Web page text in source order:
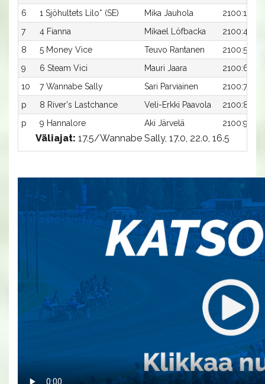
6
1 Sjöhultets Lilo* (SE) Mika Jauhola
2100:1
7
4 Fianna Mikael Löfbacka
2100:4
8
5 Money Vice Teuvo Rantanen
2100:5
9
6 Steam Vici Mauri Jaara
2100:6
10
7 Wannabe Sally Sari Parviainen
2100:7
p
8 River's Lastchance Veli-Erkki Paavola
2100:8
p
9 Hannalore Aki Järvelä 2100:9
Väliajat: 17.5/Wannabe Sally, 17.0, 22.0, 16.5